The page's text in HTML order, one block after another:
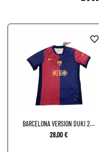
BARCELONA VERSION DUKI 24-
25
28,00 €
favorite_border